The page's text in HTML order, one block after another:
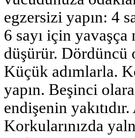
egzersizi yapın: 4
6 sayı için
düşürür. Dördüncü
Küçük adımlarla.
yapın. Beşinci
endişenin
Korkularınızda